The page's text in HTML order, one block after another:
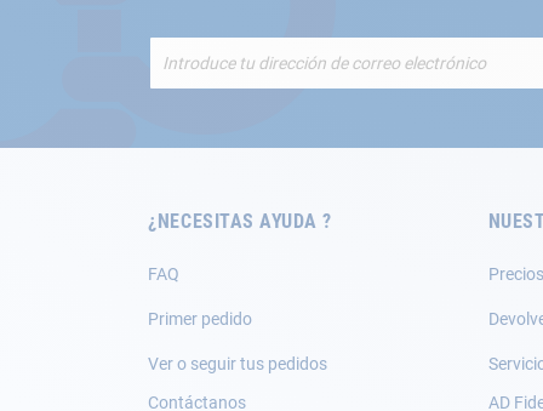
de
¿NECESITAS AYUDA ?
FAQ
Primer pedido
Ver o seguir tus pedidos
Contáctanos
AD